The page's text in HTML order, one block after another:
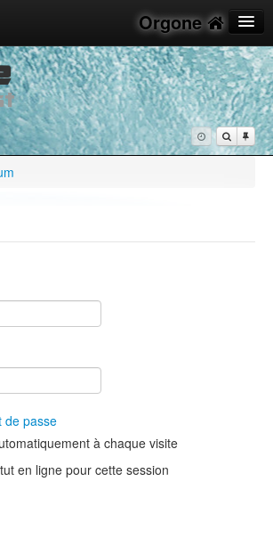
Orgone
de passe
à chaque visite
en ligne pour cette session